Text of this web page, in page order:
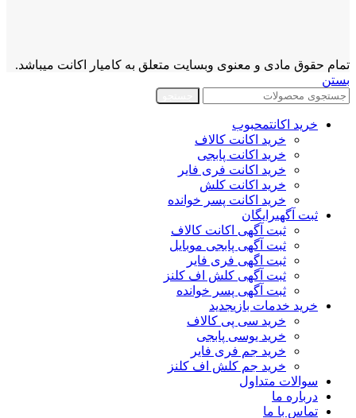
تمام حقوق مادی و معنوی وبسایت متعلق به کامیار اکانت میباشد.
بستن
خرید اکانتمحبوب
خرید اکانت کالاف
خرید اکانت پابجی
خرید اکانت فری فایر
خرید اکانت کلش
خرید اکانت پسر خوانده
ثبت آگهیرایگان
ثبت آگهی اکانت کالاف
ثبت آگهی پابجی موبایل
ثبت اگهی فری فایر
ثبت آگهی کلش اف کلنز
ثبت آگهی پسر خوانده
خرید خدمات بازیجدید
خرید سی پی کالاف
خرید یوسی پابجی
خرید جم فری فایر
خرید جم کلش اف کلنز
سوالات متداول
درباره ما
تماس با ما